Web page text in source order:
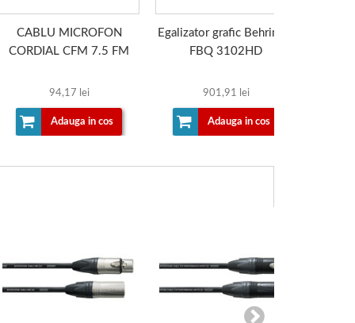
CABLU MICROFON
CORDIAL CFM 7.5 FM
94,17 lei
Adauga in cos
Egalizator grafic Behringer
FBQ 3102HD
901,91 lei
Adauga in cos